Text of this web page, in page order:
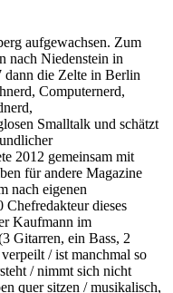
aufgewachsen. Zum
nach Niedenstein in
dann die Zelte in Berlin
Computernerd,
Smalltalk und schätzt
2012 gemeinsam mit
für andere Magazine
nach eigenen
Chefredakteur dieses
Kaufmann im
Gitarren, ein Bass, 2
/ ist manchmal so
/ nimmt sich nicht
quer sitzen / musikalisch,